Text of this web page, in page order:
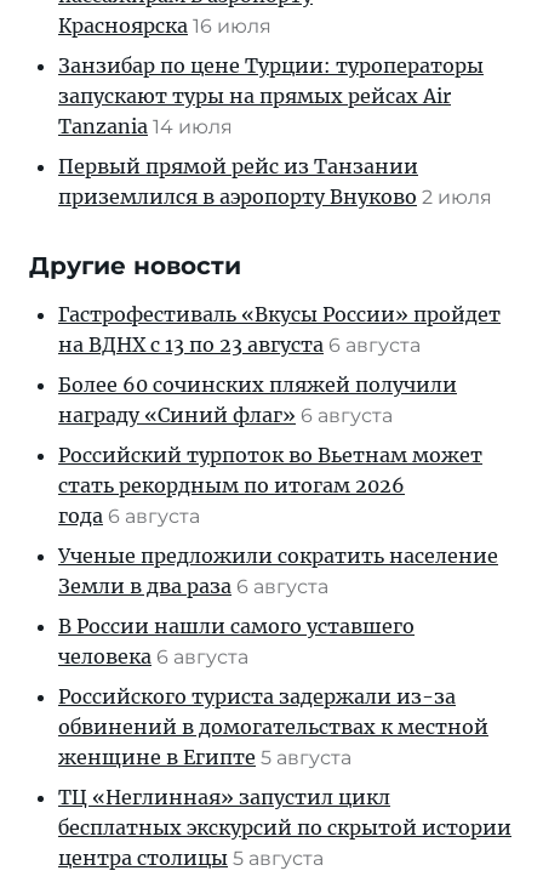
Красноярска 16 июля
Занзибар по цене Турции: туроператоры
запускают туры на прямых рейсах Air
Tanzania 14 июля
Первый прямой рейс из Танзании
приземлился в аэропорту Внуково 2 июля
Другие новости
Гастрофестиваль «Вкусы России» пройдет
на ВДНХ с 13 по 23 августа 6 августа
Более 60 сочинских пляжей получили
награду «Синий флаг» 6 августа
Российский турпоток во Вьетнам может
стать рекордным по итогам 2026
года 6 августа
Ученые предложили сократить население
Земли в два раза 6 августа
В России нашли самого уставшего
человека 6 августа
Российского туриста задержали из-за
обвинений в домогательствах к местной
женщине в Египте 5 августа
ТЦ «Неглинная» запустил цикл
бесплатных экскурсий по скрытой истории
центра столицы 5 августа